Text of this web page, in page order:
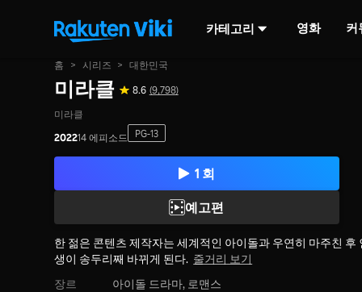
카테고리 영화 커
홈 > 시리즈 > 대한민국
미라클 8.6 (9,798)
미라클
202214 에피소드 PG-13
1 회
예고편
한 젊은 콘텐츠 제작자는 세계적인 아이돌과 우연히 마주친 후
생이 송두리째 바뀌게 된다. 줄거리 보기
장르
아이돌 드라마, 로맨스